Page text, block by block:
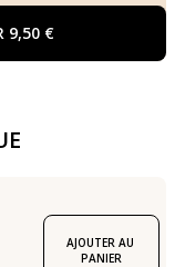
9,50 €
AJOUTER AU
PANIER